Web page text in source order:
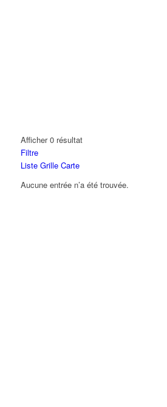
Afficher 0 résultat
Filtre
Liste Grille Carte
Aucune entrée n’a été trouvée.